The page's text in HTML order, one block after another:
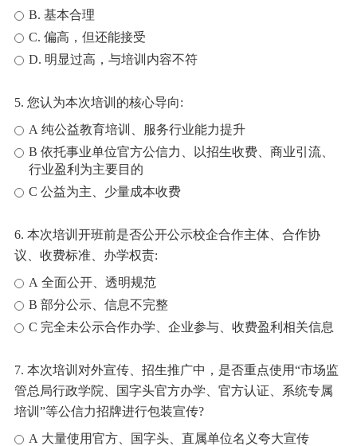
B. 基本合理
C. 偏高，但还能接受
D. 明显过高，与培训内容不符
5. 您认为本次培训的核心导向:
A 纯公益教育培训、服务行业能力提升
B 依托事业单位官方公信力、以招生收费、商业引流、
行业盈利为主要目的
C 公益为主、少量成本收费
6. 本次培训开班前是否公开公示校企合作主体、合作协
议、收费标准、办学权责:
A 全面公开、透明规范
B 部分公示、信息不完整
C 完全未公示合作办学、企业参与、收费盈利相关信息
7. 本次培训对外宣传、招生推广中，是否重点使用“市场监
管总局行政学院、国字头官方办学、官方认证、系统专属
培训”等公信力招牌进行包装宣传?
A 大量使用官方、国字头、直属单位名义夸大宣传